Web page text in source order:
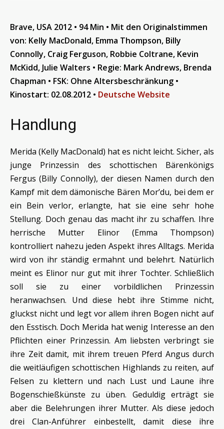
Brave, USA 2012 • 94 Min • Mit den Originalstimmen
von: Kelly MacDonald, Emma Thompson, Billy
Connolly, Craig Ferguson, Robbie Coltrane, Kevin
McKidd, Julie Walters • Regie: Mark Andrews, Brenda
Chapman • FSK: Ohne Altersbeschränkung •
Kinostart: 02.08.2012 • Deutsche Website
Handlung
Merida (Kelly MacDonald) hat es nicht leicht. Sicher, als
junge Prinzessin des schottischen Bärenkönigs
Fergus (Billy Connolly), der diesen Namen durch den
Kampf mit dem dämonische Bären Mor’du, bei dem er
ein Bein verlor, erlangte, hat sie eine sehr hohe
Stellung. Doch genau das macht ihr zu schaffen. Ihre
herrische Mutter Elinor (Emma Thompson)
kontrolliert nahezu jeden Aspekt ihres Alltags. Merida
wird von ihr ständig ermahnt und belehrt. Natürlich
meint es Elinor nur gut mit ihrer Tochter. Schließlich
soll sie zu einer vorbildlichen Prinzessin
heranwachsen. Und diese hebt ihre Stimme nicht,
gluckst nicht und legt vor allem ihren Bogen nicht auf
den Esstisch. Doch Merida hat wenig Interesse an den
Pflichten einer Prinzessin. Am liebsten verbringt sie
ihre Zeit damit, mit ihrem treuen Pferd Angus durch
die weitläufigen schottischen Highlands zu reiten, auf
Felsen zu klettern und nach Lust und Laune ihre
Bogenschießkünste zu üben. Geduldig erträgt sie
aber die Belehrungen ihrer Mutter. Als diese jedoch
drei Clan-Anführer einbestellt, damit diese ihre